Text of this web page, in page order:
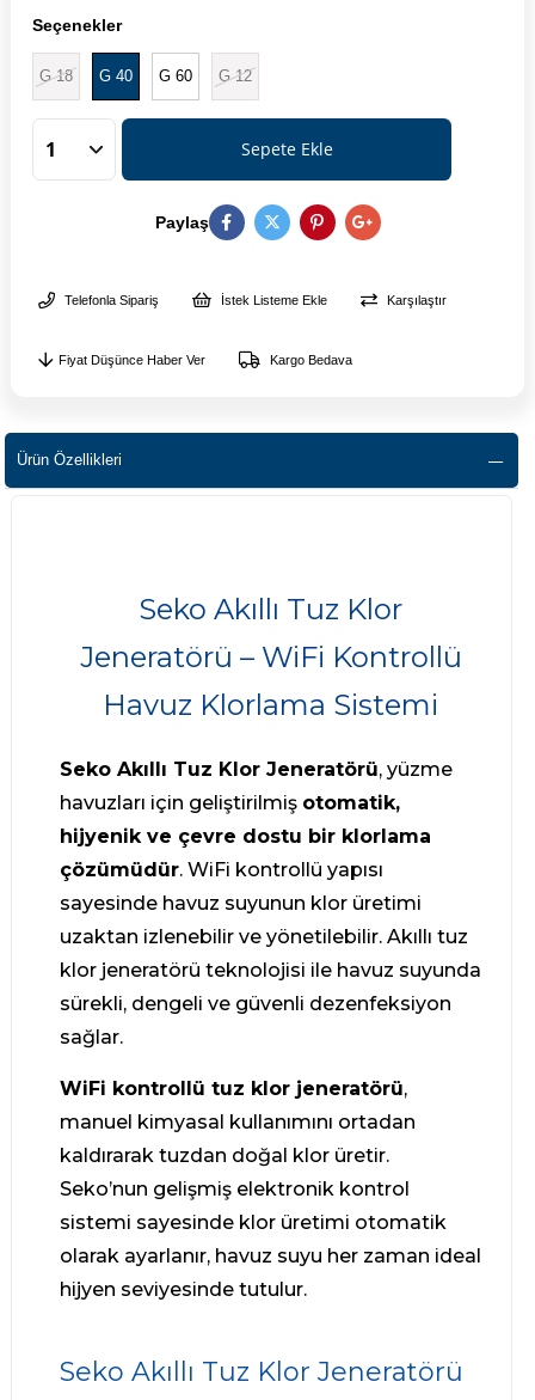
Seçenekler
G 18 G 40 G 60 G 12
Paylaş
Telefonla Sipariş İstek Listeme Ekle Karşılaştır
Fiyat Düşünce Haber Ver Kargo Bedava
Ürün Özellikleri
Seko Akıllı Tuz Klor
Jeneratörü – WiFi Kontrollü
Havuz Klorlama Sistemi
Seko Akıllı Tuz Klor Jeneratörü, yüzme
havuzları için geliştirilmiş otomatik,
hijyenik ve çevre dostu bir klorlama
çözümüdür. WiFi kontrollü yapısı
sayesinde havuz suyunun klor üretimi
uzaktan izlenebilir ve yönetilebilir. Akıllı tuz
klor jeneratörü teknolojisi ile havuz suyunda
sürekli, dengeli ve güvenli dezenfeksiyon
sağlar.
WiFi kontrollü tuz klor jeneratörü,
manuel kimyasal kullanımını ortadan
kaldırarak tuzdan doğal klor üretir.
Seko’nun gelişmiş elektronik kontrol
sistemi sayesinde klor üretimi otomatik
olarak ayarlanır, havuz suyu her zaman ideal
hijyen seviyesinde tutulur.
Seko Akıllı Tuz Klor Jeneratörü